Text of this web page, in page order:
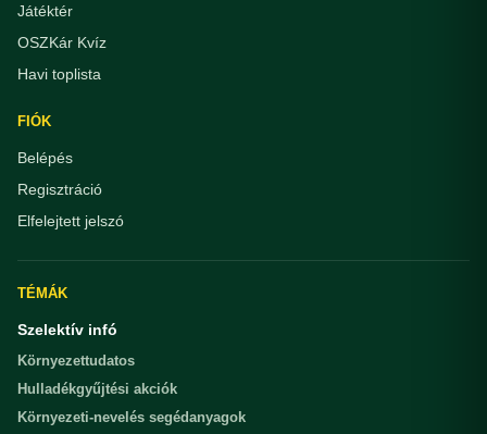
Játéktér
OSZKár Kvíz
Havi toplista
FIÓK
Belépés
Regisztráció
Elfelejtett jelszó
TÉMÁK
Szelektív infó
Környezettudatos
Hulladékgyűjtési akciók
Környezeti-nevelés segédanyagok